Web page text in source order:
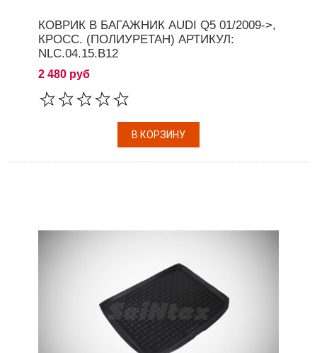
КОВРИК В БАГАЖНИК AUDI Q5 01/2009->,
КРОСС. (ПОЛИУРЕТАН) АРТИКУЛ:
NLC.04.15.B12
2 480 руб